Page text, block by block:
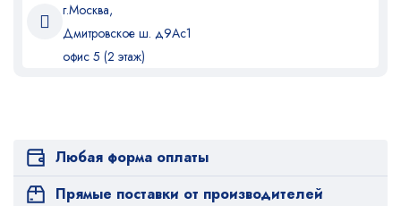
г.Москва,
Дмитровское ш. д9Ас1
офис 5 (2 этаж)
Любая форма оплаты
Прямые поставки от производителей